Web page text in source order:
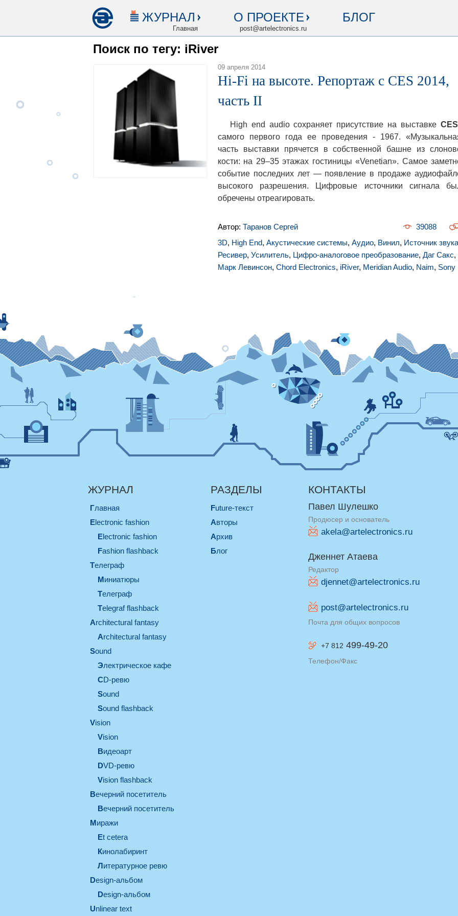
ЖУРНАЛ
Главная
О ПРОЕКТЕ
post@artelectronics.ru
БЛОГ
Поиск по тегу: iRiver
09 апреля 2014
Hi-Fi на высоте. Репортаж с CES 2014,
часть II
High end audio сохраняет присутствие на выставкеCES
самого первого года ее проведения - 1967.
часть выставки прячется в собственной башне из
кости: на 29–35 этажах гостиницы «Venetian». Самое
событие последних лет — появление в продаже
высокого разрешения. Цифровые источники сигнала
обречены отреагировать.
Автор: Таранов Сергей
39088
3D, High End, Акустические системы, Аудио, Винил, Источник звука
Ресивер, Усилитель, Цифро-аналоговое преобразование, Даг Сакс,
Марк Левинсон, Chord Electronics, iRiver, Meridian Audio, Naim, Sony
ЖУРНАЛ
Главная
electronic fashion
electronic fashion
Fashion flashback
телеграф
миниатюры
телеграф
Telegraf flashback
architectural fantasy
architectural fantasy
sound
электрическое кафе
CD-ревю
sound
Sound flashback
vision
vision
видеоарт
DVD-ревю
Vision flashback
вечерний посетитель
вечерний посетитель
миражи
et cetera
кинолабиринт
литературное ревю
design-альбом
design-альбом
unlinear text
РАЗДЕЛЫ
Future-текст
Авторы
Архив
Блог
КОНТАКТЫ
Павел Шулешко
Продюсер и основатель
akela@artelectronics.ru
Дженнет Атаева
Редактор
djennet@artelectronics.ru
post@artelectronics.ru
Почта для общих вопросов
+7 812 499-49-20
Телефон/Факс